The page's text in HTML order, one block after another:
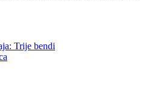
Trije bendi